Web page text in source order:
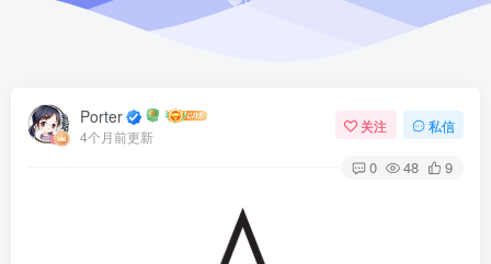
Porter
4个月前更新
关注 私信
0 48 9